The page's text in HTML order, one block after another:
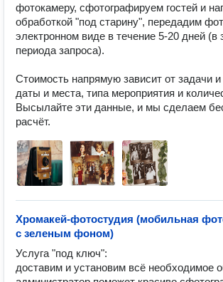
фотокамеру, сфотографируем гостей и
обработкой "под старину", передадим
электронном виде в течение 5-20 дней (в
периода запроса).
Стоимость напрямую зависит от задачи
даты и места, типа мероприятия и
Высылайте эти данные, и мы сделаем
расчёт.
Хромакей-фотостудия (мобильная
с зеленым фоном)
Услуга "под ключ":
доставим и установим всё необходимое